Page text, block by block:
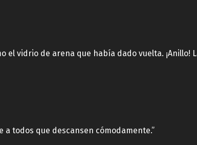
el vidrio de arena que había dado vuelta. ¡Anillo!
a todos que descansen cómodamente.”